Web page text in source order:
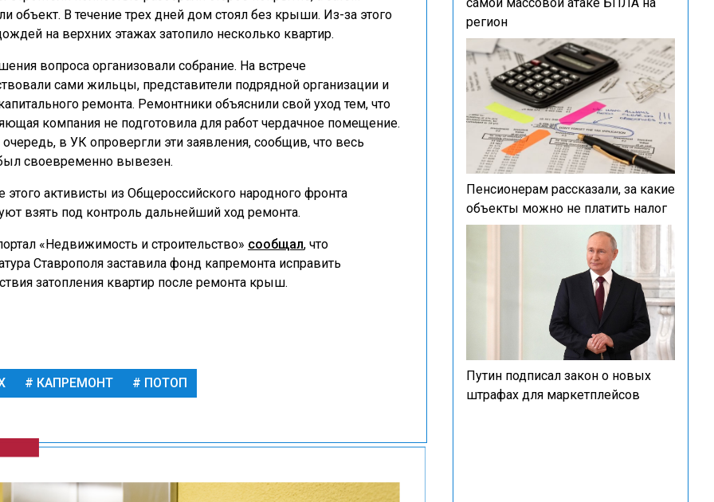
объект. В течение трех дней дом стоял без крыши. Из-за этого
на верхних этажах затопило несколько квартир.
вопроса организовали собрание. На встрече
сами жильцы, представители подрядной организации и
ремонта. Ремонтники объяснили свой уход тем, что
компания не подготовила для работ чердачное помещение.
в УК опровергли эти заявления, сообщив, что весь
своевременно вывезен.
этого активисты из Общероссийского народного фронта
взять под контроль дальнейший ход ремонта.
«Недвижимость и строительство» сообщал, что
Ставрополя заставила фонд капремонта исправить
затопления квартир после ремонта крыш.
КАПРЕМОНТ ПОТОП
регион
Пенсионерам рассказали, за какие
объекты можно не платить налог
Путин подписал закон о новых
штрафах для маркетплейсов